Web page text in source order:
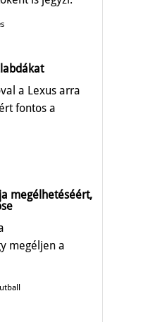
a Lexus arra
fontos a
megélhetéséért,
megéljen a